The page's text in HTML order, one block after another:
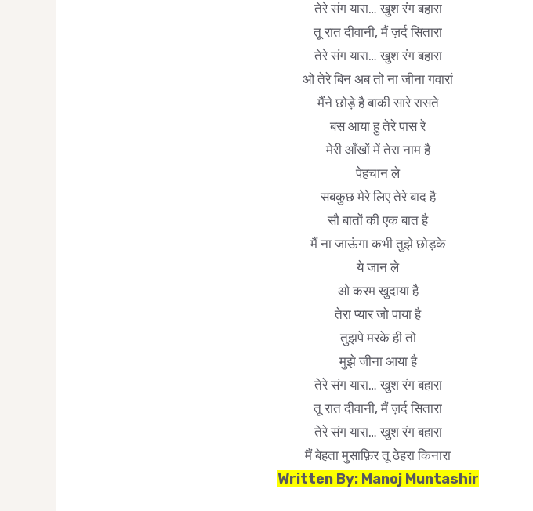
तेरे संग यारा… खुश रंग बहारा
तू रात दीवानी, मैं ज़र्द सितारा
तेरे संग यारा… खुश रंग बहारा
ओ तेरे बिन अब तो ना जीना गवारां
मैंने छोड़े है बाकी सारे रासते
बस आया हु तेरे पास रे
मेरी आँखों में तेरा नाम है
पेहचान ले
सबकुछ मेरे लिए तेरे बाद है
सौ बातों की एक बात है
मैं ना जाऊंगा कभी तुझे छोड़के
ये जान ले
ओ करम खुदाया है
तेरा प्यार जो पाया है
तुझपे मरके ही तो
मुझे जीना आया है
तेरे संग यारा… खुश रंग बहारा
तू रात दीवानी, मैं ज़र्द सितारा
तेरे संग यारा… खुश रंग बहारा
मैं बेहता मुसाफ़िर तू ठेहरा किनारा
Written By: Manoj Muntashir